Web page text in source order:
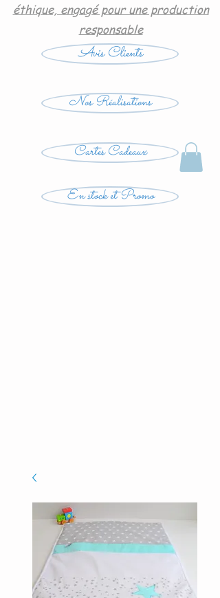
éthique, engagé pour une production
responsable
Avis Clients
Nos Réalisations
Cartes Cadeaux
En stock et Promo